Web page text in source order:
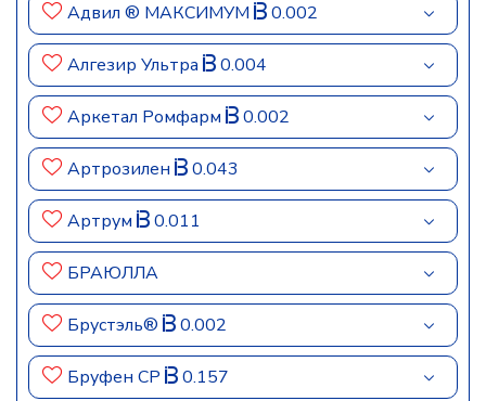
Адвил ® МАКСИМУМ 0.002
Алгезир Ультра 0.004
Аркетал Ромфарм 0.002
Артрозилен 0.043
Артрум 0.011
БРАЮЛЛА
Брустэль® 0.002
Бруфен СР 0.157